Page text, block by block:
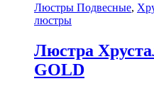
Люстры Подвесные,
люстры
Люстра
GOLD